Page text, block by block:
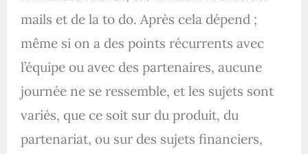
mails et de la to do. Après cela dépend ;
même si on a des points récurrents avec
l’équipe ou avec des partenaires, aucune
journée ne se ressemble, et les sujets sont
variés, que ce soit sur du produit, du
partenariat, ou sur des sujets financiers,